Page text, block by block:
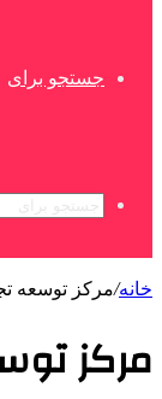
جستجو برای
خانه/مرکز توسعه
مرکز